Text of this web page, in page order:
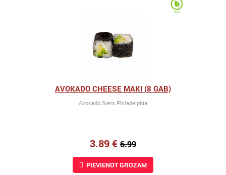
AVOKADO CHEESE MAKI (8 GAB)
Avokado Siers Philadelphia
3.89 € 6.99
PIEVIENOT GROZAM